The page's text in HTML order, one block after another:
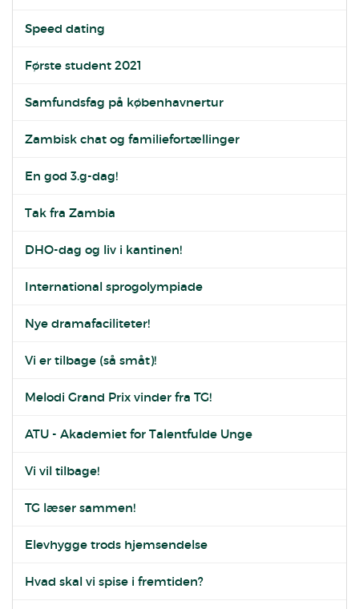
Speed dating
Første student 2021
Samfundsfag på københavnertur
Zambisk chat og familiefortællinger
En god 3.g-dag!
Tak fra Zambia
DHO-dag og liv i kantinen!
International sprogolympiade
Nye dramafaciliteter!
Vi er tilbage (så småt)!
Melodi Grand Prix vinder fra TG!
ATU - Akademiet for Talentfulde Unge
Vi vil tilbage!
TG læser sammen!
Elevhygge trods hjemsendelse
Hvad skal vi spise i fremtiden?